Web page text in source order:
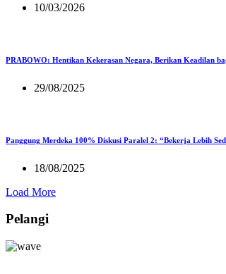
10/03/2026
PRABOWO: Hentikan Kekerasan Negara, Berikan Keadilan
29/08/2025
Panggung Merdeka 100% Diskusi Paralel 2: “Bekerja Lebih
18/08/2025
Load More
Pelangi